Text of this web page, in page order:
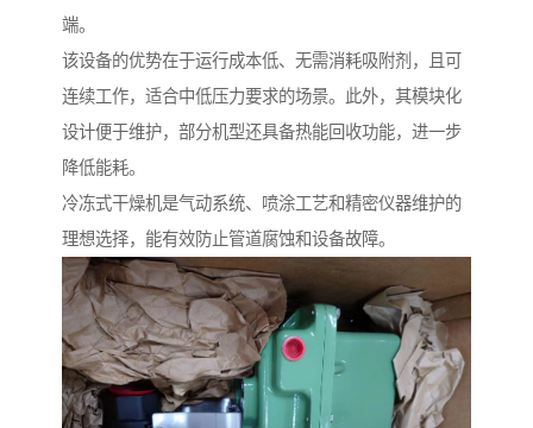
端。
该设备的优势在于运行成本低、无需消耗吸附剂，且可
连续工作，适合中低压力要求的场景。此外，其模块化
设计便于维护，部分机型还具备热能回收功能，进一步
降低能耗。
冷冻式干燥机是气动系统、喷涂工艺和精密仪器维护的
理想选择，能有效防止管道腐蚀和设备故障。